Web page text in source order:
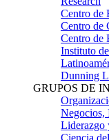
Centro de
Centro de
Centro de
Instituto
Dunning
GRUPOS DE
Negocios,
Liderazgo
Ciencia